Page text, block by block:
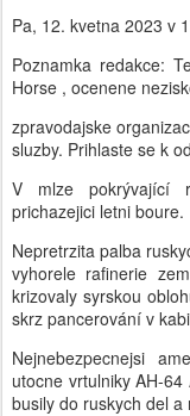
Pa, 12. kvetna 2023 v
Poznamka redakce:
Horse , ocenene
zpravodajske
sluzby. Prihlaste se k
V mlze pokrývající
prichazejici letni boure.
Nepretrzita palba
vyhorele rafinerie
krizovaly syrskou
skrz pancerování v
Nejnebezpecnejsi
utocne vrtulniky AH-
busily do ruskych del